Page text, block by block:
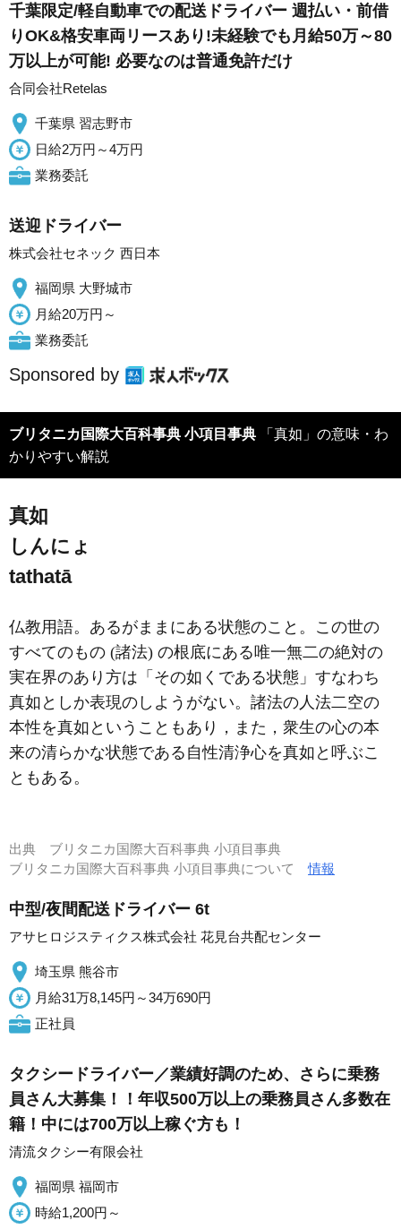
千葉限定/軽自動車での配送ドライバー 週払い・前借
りOK&格安車両リースあり!未経験でも月給50万～80
万以上が可能! 必要なのは普通免許だけ
合同会社Retelas
千葉県 習志野市
日給2万円～4万円
業務委託
送迎ドライバー
株式会社セネック 西日本
福岡県 大野城市
月給20万円～
業務委託
Sponsored by
ブリタニカ国際大百科事典 小項目事典
かりやすい解説
真如
しんにょ
tathatā
仏教用語。あるがままにある状態のこと。この世の
すべてのもの (諸法) の根底にある唯一無二の絶対の
実在界のあり方は「その如くである状態」すなわち
真如としか表現のしようがない。諸法の人法二空の
本性を真如ということもあり，また，衆生の心の本
来の清らかな状態である自性清浄心を真如と呼ぶこ
ともある。
出典 ブリタニカ国際大百科事典 小項目事典
ブリタニカ国際大百科事典 小項目事典について情報
中型/夜間配送ドライバー 6t
アサヒロジスティクス株式会社 花見台共配センター
埼玉県 熊谷市
月給31万8,145円～34万690円
正社員
タクシードライバー／業績好調のため、さらに乗務
員さん大募集！！年収500万以上の乗務員さん多数在
籍！中には700万以上稼ぐ方も！
清流タクシー有限会社
福岡県 福岡市
時給1,200円～